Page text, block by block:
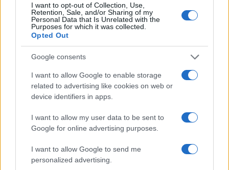
I want to opt-out of Collection, Use,
Retention, Sale, and/or Sharing of my
Personal Data that Is Unrelated with the
Purposes for which it was collected.
Opted Out
Google consents
I want to allow Google to enable storage
related to advertising like cookies on web or
device identifiers in apps.
I want to allow my user data to be sent to
Google for online advertising purposes.
I want to allow Google to send me
personalized advertising.
Freestyle navdušuje s poletno
prilagojenimi cenami koles
Kovinska ograja po meri: kako
izbrati material, polnilo in
izvedbo
Koroške reke so opazno upadle,
Več iz kategorije Novice